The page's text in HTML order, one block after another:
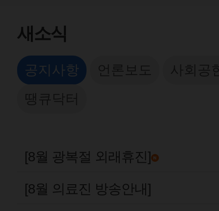
새소식
공지사항
[8월 광복절 외래휴진]
[8월 의료진 방송안내]